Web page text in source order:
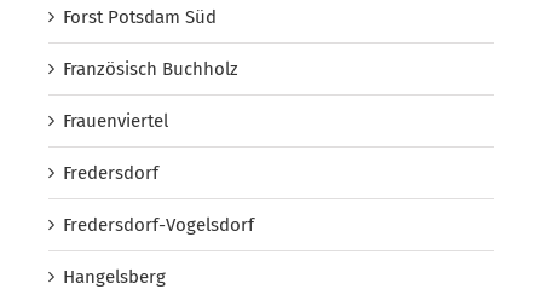
Forst Potsdam Süd
Französisch Buchholz
Frauenviertel
Fredersdorf
Fredersdorf-Vogelsdorf
Hangelsberg